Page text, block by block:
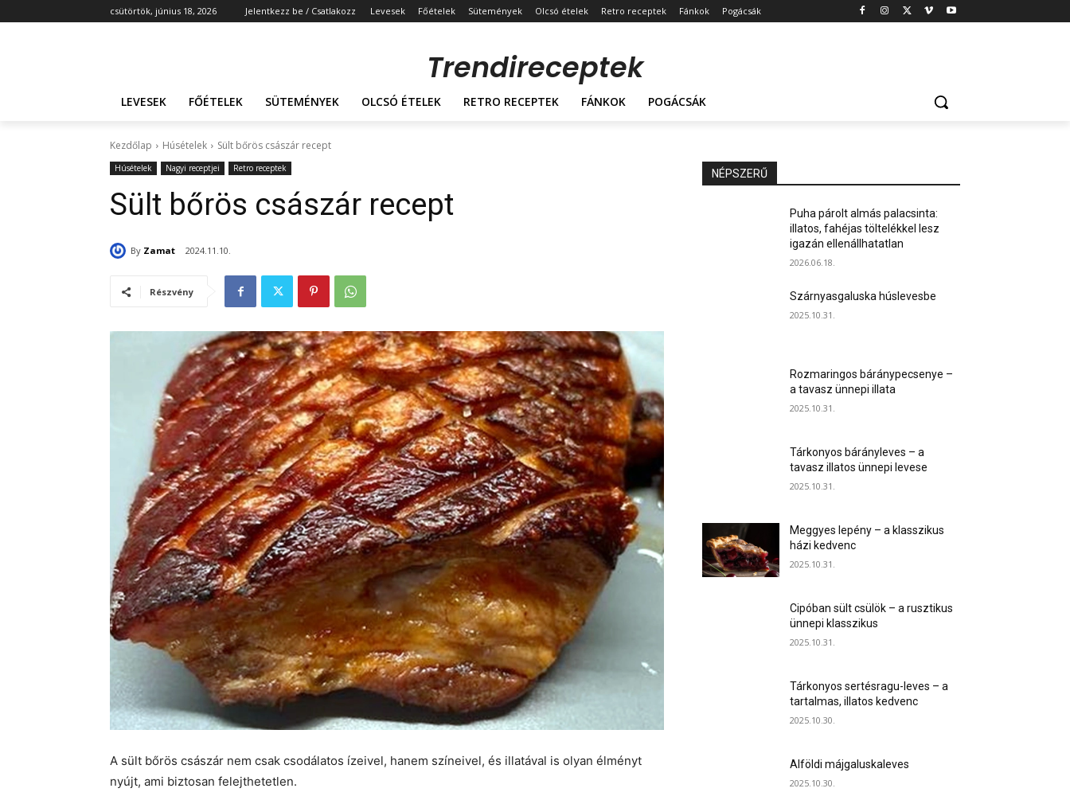
csütörtök, június 18, 2026 Jelentkezz be / Csatlakozz Levesek Főételek Sütemények Olcsó ételek Retro receptek Fánkok Pogácsák
Trendireceptek
LEVESEK FŐÉTELEK SÜTEMÉNYEK OLCSÓ ÉTELEK RETRO RECEPTEK FÁNKOK POGÁCSÁK
Kezdőlap Húsételek Sült bőrös császár recept
Húsételek Nagyi receptjei Retro receptek
Sült bőrös császár recept
By Zamat 2024.11.10.
Részvény
A sült bőrös császár nem csak csodálatos ízeivel, hanem színeivel, és illatával is olyan élményt
nyújt, ami biztosan felejthetetlen.
NÉPSZERŰ
Puha párolt almás palacsinta:
illatos, fahéjas töltelékkel lesz
igazán ellenállhatatlan
2026.06.18.
Szárnyasgaluska húslevesbe
2025.10.31.
Rozmaringos báránypecsenye –
a tavasz ünnepi illata
2025.10.31.
Tárkonyos bárányleves – a
tavasz illatos ünnepi levese
2025.10.31.
Meggyes lepény – a klasszikus
házi kedvenc
2025.10.31.
Cipóban sült csülök – a rusztikus
ünnepi klasszikus
2025.10.31.
Tárkonyos sertésragu-leves – a
tartalmas, illatos kedvenc
2025.10.30.
Alföldi májgaluskaleves
2025.10.30.